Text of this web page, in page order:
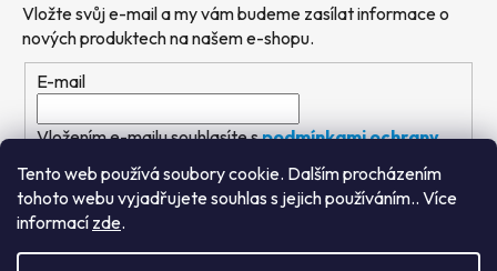
Tento web používá soubory cookie. Dalším procházením
tohoto webu vyjadřujete souhlas s jejich používáním.. Více
informací zde.
Vložte svůj e-mail a my vám budeme zasílat informace o
nových produktech na našem e-shopu.
E-mail
Vložením e-mailu souhlasíte spodmínkami ochrany
osobních údajů
PŘIHLÁSIT SE